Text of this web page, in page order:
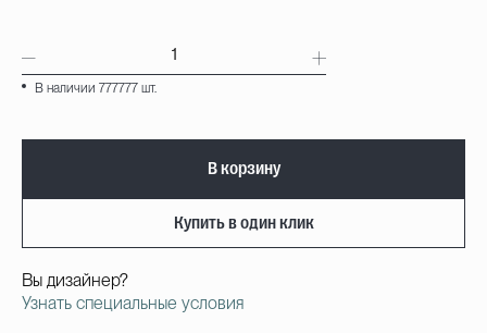
В наличии 777777 шт.
В корзину
Купить в один клик
Вы дизайнер?
Узнать специальные условия